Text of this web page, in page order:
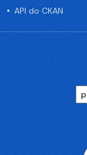
API do CKAN